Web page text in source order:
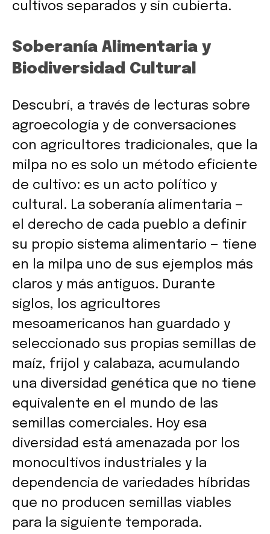
cultivos separados y sin cubierta.
Soberanía Alimentaria y
Biodiversidad Cultural
Descubrí, a través de lecturas sobre
agroecología y de conversaciones
con agricultores tradicionales, que la
milpa no es solo un método eficiente
de cultivo: es un acto político y
cultural. La soberanía alimentaria —
el derecho de cada pueblo a definir
su propio sistema alimentario — tiene
en la milpa uno de sus ejemplos más
claros y más antiguos. Durante
siglos, los agricultores
mesoamericanos han guardado y
seleccionado sus propias semillas de
maíz, frijol y calabaza, acumulando
una diversidad genética que no tiene
equivalente en el mundo de las
semillas comerciales. Hoy esa
diversidad está amenazada por los
monocultivos industriales y la
dependencia de variedades híbridas
que no producen semillas viables
para la siguiente temporada.